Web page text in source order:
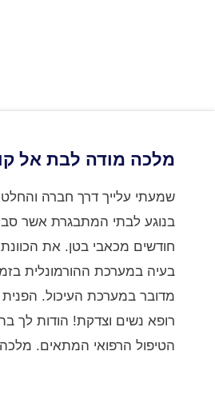
מלכה מודה לבת אל
שמעתי עלייך דרך חברה
בנוגע לבתי המתבגרת אשר
חודשים מכאבי בטן. את
בעיה במערכת ההורמונלית
מדובר במערכת העיכול. הפנית
רופא נשים וצדקת! הודות לך
הטיפול הרפואי המתאים.